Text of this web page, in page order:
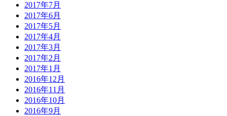
2017年7月
2017年6月
2017年5月
2017年4月
2017年3月
2017年2月
2017年1月
2016年12月
2016年11月
2016年10月
2016年9月